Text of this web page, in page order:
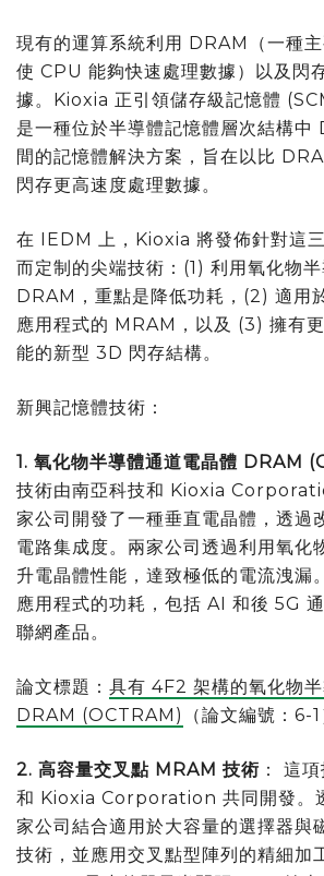
現有的運算系統利用 DRAM（一種主
使 CPU 能夠快速處理數據）以及閃
據。Kioxia 正引領儲存級記憶體
是一種位於半導體記憶體層次結構中
間的記憶體解決方案，旨在以比
閃存更高速度處理數據。
在 IEDM 上，Kioxia 將發佈針對這
而定制的尖端技術：(1) 利用氧化物
DRAM，重點是降低功耗，(2) 適用
應用程式的 MRAM，以及 (3) 擁有
能的新型 3D 閃存結構。
新興記憶體技術：
1. 氧化物半導體通道電晶體 DRAM
技術由南亞科技和 Kioxia
家公司開發了一種垂直電晶體，透過
電路集成度。兩家公司透過利用氧化
升電晶體性能，達致極低的電流洩漏
應用程式的功耗，包括 AI 和後 5G
聯網產品。
論文標題： 具有 4F2 架構的氧化物
DRAM (OCTRAM)
（論文編號：6-1
2. 高容量交叉點 MRAM 技術 ： 這
和 Kioxia Corporation 共同開發。
家公司結合適用於大容量的選擇器與
技術，並應用交叉點型陣列的精細加